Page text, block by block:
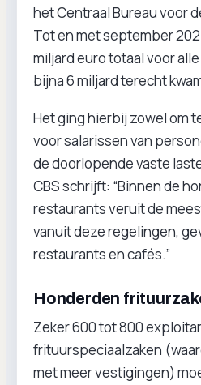
het Centraal Bureau voor
Tot en met september
miljard euro totaal voor
bijna 6 miljard terecht
Het ging hierbij zowel om
voor salarissen van
de doorlopende vaste
CBS schrijft: “Binnen de
restaurants veruit de
vanuit deze regelingen,
restaurants en cafés.”
Honderden
Zeker 600 tot 800
frituurspeciaalzaken
met meer vestigingen)